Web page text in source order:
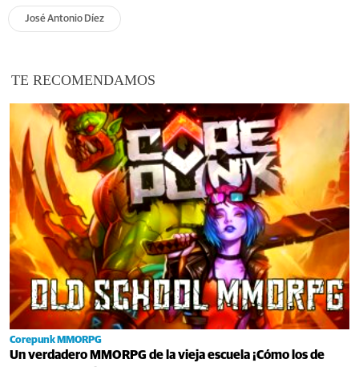
José Antonio Díez
TE RECOMENDAMOS
Corepunk MMORPG
Un verdadero MMORPG de la vieja escuela ¡Cómo los de